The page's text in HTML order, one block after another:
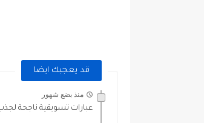
قد يعجبك ايضا
منذ بضع شهور
عبارات تسويقية ناجحة